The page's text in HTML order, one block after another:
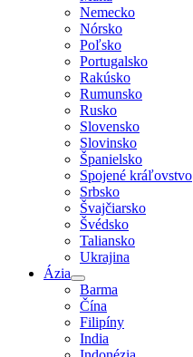
Nemecko
Nórsko
Poľsko
Portugalsko
Rakúsko
Rumunsko
Rusko
Slovensko
Slovinsko
Španielsko
Spojené kráľovstvo
Srbsko
Švajčiarsko
Švédsko
Taliansko
Ukrajina
Ázia
Barma
Čína
Filipíny
India